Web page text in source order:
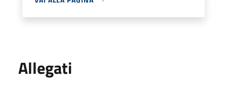
Allegati